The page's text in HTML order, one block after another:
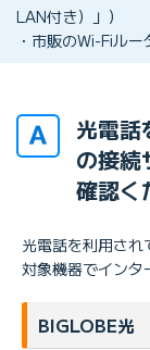
LAN付き）」）
・市販のWi-Fiルー
光電話
の接続
確認く
光電話を利用され
対象機器でインタ
BIGLOBE光